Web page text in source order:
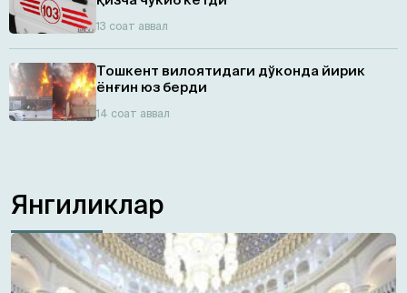
13 соат аввал
Тошкент вилоятидаги дўконда йирик
ёнғин юз берди
14 соат аввал
Янгиликлар